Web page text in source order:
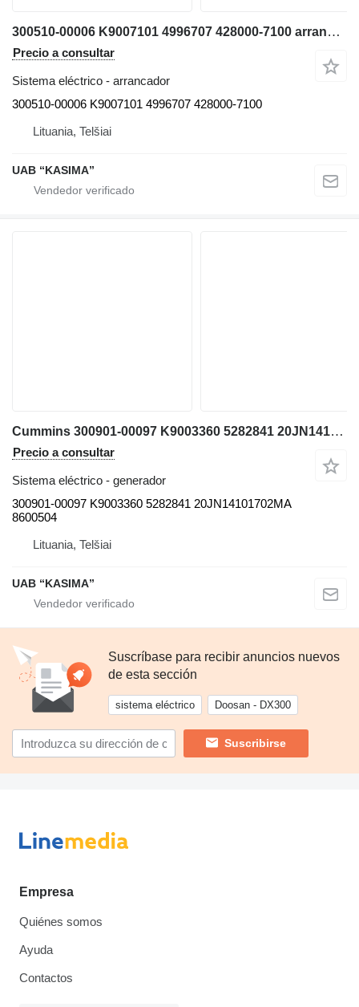
300510-00006 K9007101 4996707 428000-7100 arrancador para Doosan DX140LCR-3 excavadora
Precio a consultar
Sistema eléctrico - arrancador
300510-00006 K9007101 4996707 428000-7100
Lituania, Telšiai
UAB “KASIMA”
Cummins 300901-00097 K9003360 5282841 20JN14101702MA 8600504 generador para Doosan DX140LCR-3 excavadora
Precio a consultar
Sistema eléctrico - generador
300901-00097 K9003360 5282841 20JN14101702MA
8600504
Lituania, Telšiai
UAB “KASIMA”
Suscríbase para recibir anuncios nuevos
de esta sección
sistema eléctrico Doosan - DX300
Suscribirse
Empresa
Quiénes somos
Ayuda
Contactos